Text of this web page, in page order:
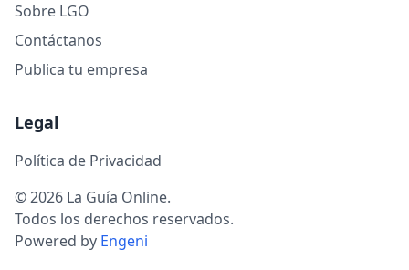
Sobre LGO
Contáctanos
Publica tu empresa
Legal
Política de Privacidad
© 2026 La Guía Online.
Todos los derechos reservados.
Powered by Engeni